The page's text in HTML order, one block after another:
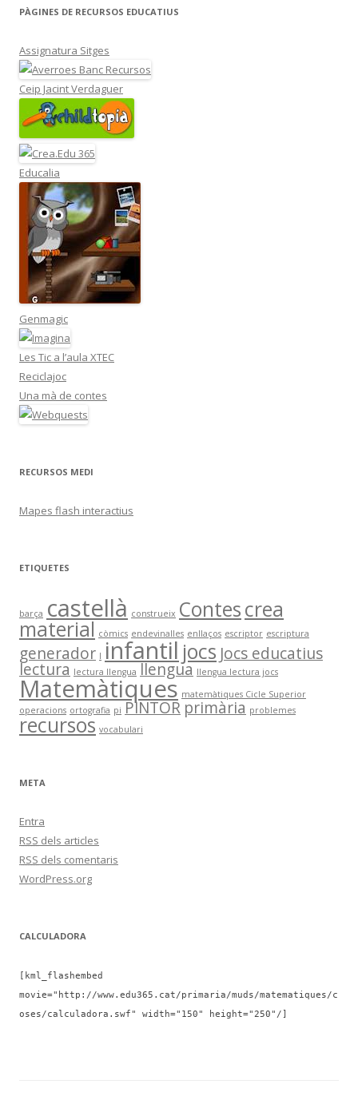
PÀGINES DE RECURSOS EDUCATIUS
Assignatura Sitges
Ceip Jacint Verdaguer
Educalia
Genmagic
Les Tic a l’aula XTEC
Reciclajoc
Una mà de contes
RECURSOS MEDI
Mapes flash interactius
ETIQUETES
barça castellà construeix Contescrea
material còmics endevinalles enllaços escriptor escriptura
generador I infantil jocs Jocs educatius
lectura lectura llengua llengua llengua lectura jocs
Matemàtiques matemàtiques Cicle Superior
operacions ortografia pi PINTOR primària problemes
recursos vocabulari
META
Entra
RSS dels articles
RSS dels comentaris
WordPress.org
CALCULADORA
[kml_flashembed
movie="http://www.edu365.cat/primaria/muds/matematiques/c
oses/calculadora.swf" width="150" height="250"/]